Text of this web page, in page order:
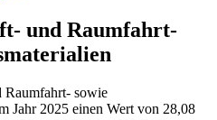
und Raumfahrt-
sowie
Jahr 2025 einen Wert von 28,08